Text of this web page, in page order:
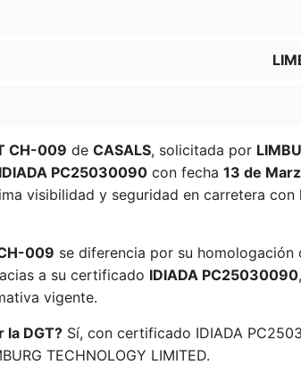
CH-009 de CASALS, solicitada por
IDIADA PC25030090 con fecha 13 de
visibilidad y seguridad en carretera
009 se diferencia por su
a su certificado IDIADA PC25030090
vigente.
la DGT? Sí, con certificado IDIADA
TECHNOLOGY LIMITED.